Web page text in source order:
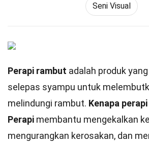
Seni Visual
Perapi rambut adalah produk
selepas syampu untuk
melindungi rambut. Kenapa
Perapi membantu mengekalkan
mengurangkan kerosakan, dan